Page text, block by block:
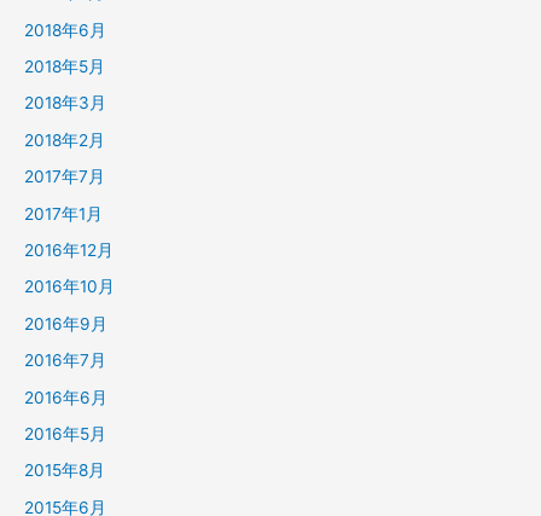
2018年6月
2018年5月
2018年3月
2018年2月
2017年7月
2017年1月
2016年12月
2016年10月
2016年9月
2016年7月
2016年6月
2016年5月
2015年8月
2015年6月